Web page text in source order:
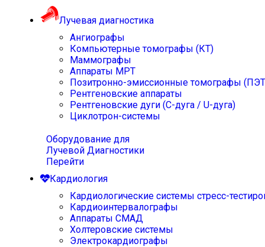
Лучевая диагностика
Ангиографы
Компьютерные томографы (КТ)
Маммографы
Аппараты МРТ
Позитронно-эмиссионные томографы
Рентгеновские аппараты
Рентгеновские дуги (С-дуга / U-дуга)
Циклотрон-системы
Оборудование для
Лучевой Диагностики
Перейти
Кардиология
Кардиологические системы стресс-
Кардиоинтервалографы
Аппараты СМАД
Холтеровские системы
Электрокардиографы